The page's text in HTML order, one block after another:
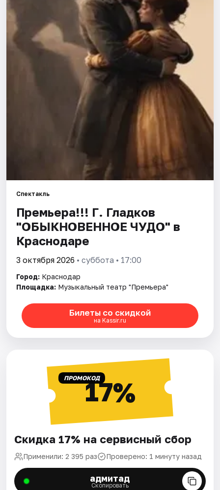
Города
Площадки
Спектакль
Премьера!!! Г. Гладков
"ОБЫКНОВЕННОЕ ЧУДО" в
Краснодаре
3 октября 2026 • суббота • 17:00
Город: Краснодар
Площадка: Музыкальный театр "Премьера"
Билеты со скидкой
на Kassir.ru
ПРОМОКОД17%
Скидка 17% на сервисный сбор
Применили: 2 395 раз Проверено: 1 минуту назад
адмитад
Скопировать